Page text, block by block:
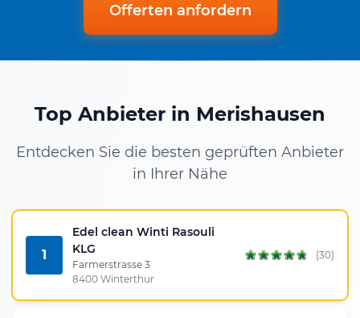
Offerten anfordern
Top Anbieter in Merishausen
Entdecken Sie die besten geprüften Anbieter
in Ihrer Nähe
1
Edel clean Winti Rasouli
KLG
Farmerstrasse 3
8400 Winterthur
(30)